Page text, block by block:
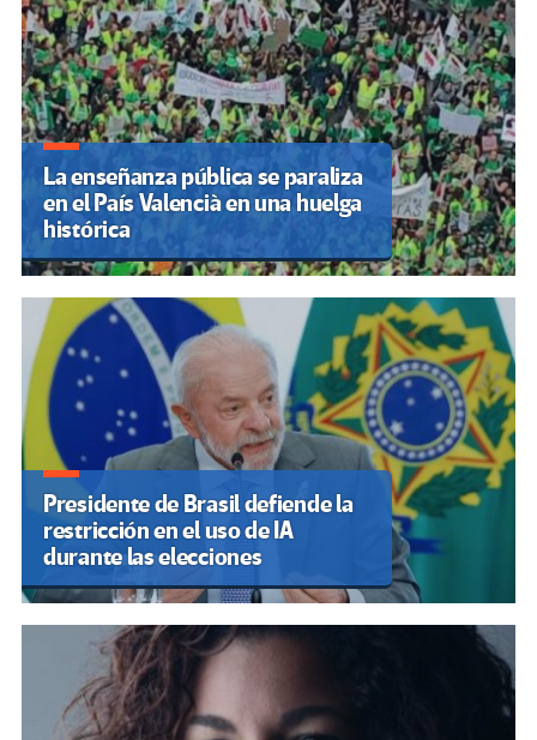
La enseñanza pública se paraliza
en el País Valencià en una huelga
histórica
Presidente de Brasil defiende la
restricción en el uso de IA
durante las elecciones